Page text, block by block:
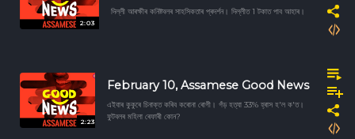
2:03
দিল্লী আৰক্ষীৰ কনিষ্টবলৰ সাহসিকতাৰ প্ৰদৰ্শন। দিল্লীত 1 টকাত পাব আহাৰ।
2:23
February 10, Assamese Good News
এইবাৰ কুকুৰে চিনাক্ত কৰিব কৰোনা ৰোগী। গঁড় হত্যা 33% হ্ৰাস হ'ল ক'ত।
ফুটবলৰ মহিলা ৰেফাৰী কোন?